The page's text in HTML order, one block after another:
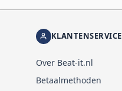
KLANTENSERVICE
Over Beat-it.nl
Betaalmethoden